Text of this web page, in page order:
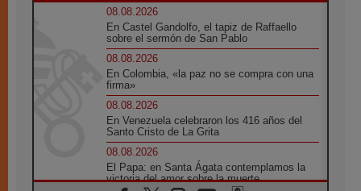
08.08.2026
En Castel Gandolfo, el tapiz de Raffaello
sobre el sermón de San Pablo
08.08.2026
En Colombia, «la paz no se compra con una
firma»
08.08.2026
En Venezuela celebraron los 416 años del
Santo Cristo de La Grita
08.08.2026
El Papa: en Santa Ágata contemplamos la
victoria del amor sobre la muerte